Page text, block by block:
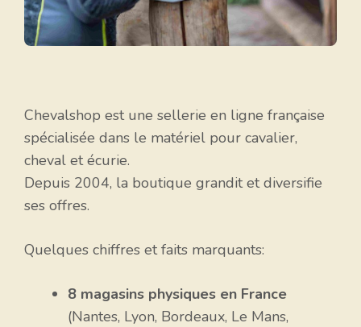
Chevalshop est une sellerie en ligne française
spécialisée dans le matériel pour cavalier,
cheval et écurie.
Depuis 2004, la boutique grandit et diversifie
ses offres.
Quelques chiffres et faits marquants:
8 magasins physiques en France
(Nantes, Lyon, Bordeaux, Le Mans,